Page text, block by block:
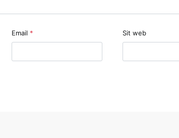
Email * Sit web